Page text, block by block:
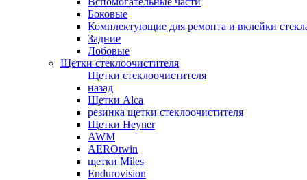
Боковые
Комплектующие для ремонта и вклейки
Задние
Лобовые
Щетки стеклоочистителя
Щетки стеклоочистителя
назад
Щетки Alca
резинка щетки стеклоочистителя
Щетки Heyner
AWM
AEROtwin
щетки Miles
Endurovision